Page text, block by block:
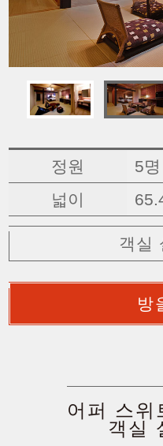
정원
5명
넓이
객실
방
어퍼 스위
객실